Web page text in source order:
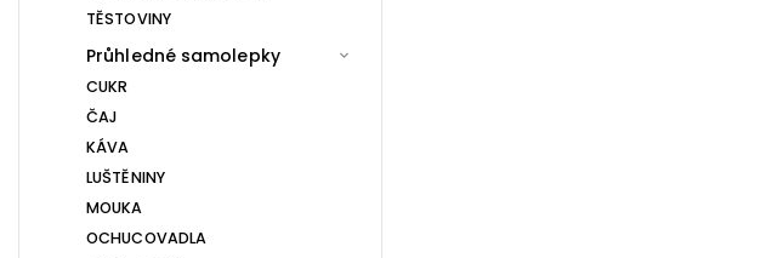
TĚSTOVINY
Průhledné samolepky
CUKR
ČAJ
KÁVA
LUŠTĚNINY
MOUKA
OCHUCOVADLA